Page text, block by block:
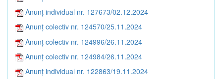
Anunț individual nr. 127673/02.12.2024
Anunț colectiv nr. 124570/25.11.2024
Anunț colectiv nr. 124996/26.11.2024
Anunț colectiv nr. 124984/26.11.2024
Anunț individual nr. 122863/19.11.2024